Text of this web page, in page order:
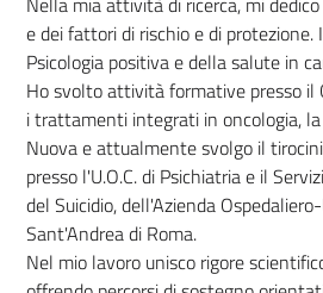
e dei fattori di rischio e di protezione.
Psicologia positiva e della salute in
Ho svolto attività formative presso il
i trattamenti integrati in oncologia,
Nuova e attualmente svolgo il
presso l'U.O.C. di Psichiatria e il
del Suicidio, dell'Azienda
Sant'Andrea di Roma.
Nel mio lavoro unisco rigore